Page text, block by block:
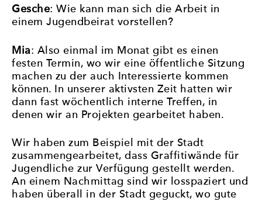
Gesche: Wie kann man sich die Arbeit in
einem Jugendbeirat vorstellen?
Mia: Also einmal im Monat gibt es einen
festen Termin, wo wir eine öffentliche Sitzung
machen zu der auch Interessierte kommen
können. In unserer aktivsten Zeit hatten wir
dann fast wöchentlich interne Treffen, in
denen wir an Projekten gearbeitet haben.
Wir haben zum Beispiel mit der Stadt
zusammengearbeitet, dass Graffitiwände für
Jugendliche zur Verfügung gestellt werden.
An einem Nachmittag sind wir losspaziert und
haben überall in der Stadt geguckt, wo gute